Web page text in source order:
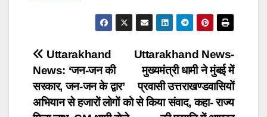
Post
navigation
Uttarakhand News-
मुख्यमंत्री धामी ने मुंबई में
प्रवासी उत्तराखण्डवासियों
से किया संवाद, कहा- राज्य
Uttarakhand
News: ‘जन-जन की
सरकार, जन-जन के द्वार’
अभियान से हजारों लोगों को